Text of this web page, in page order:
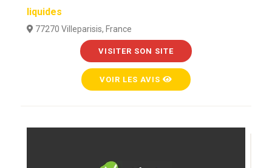
liquides
77270 Villeparisis, France
VISITER SON SITE
VOIR LES AVIS